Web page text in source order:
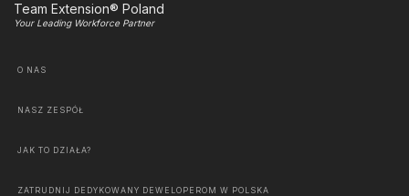
Team Extension® Poland
Your Leading Workforce Partner
O NAS
NASZ ZESPÓŁ
JAK TO DZIAŁA?
ZATRUDNIJ DEDYKOWANY DEWELOPEROM W POLSKA